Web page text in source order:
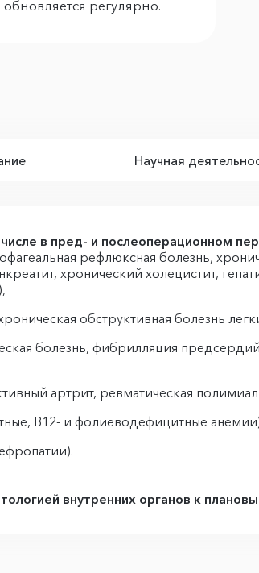
регулярно.
Научная
в пред- и послеоперационном
рефлюксная болезнь,
хронический холецистит,
обструктивная болезнь
болезнь, фибрилляция
артрит, ревматическая
В12- и фолиеводефицитные
внутренних органов к